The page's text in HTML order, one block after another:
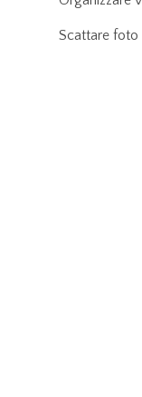
Scattare foto